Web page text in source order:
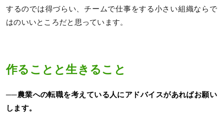
するのでは得づらい、チームで仕事をする小さい組織ならで
はのいいところだと思っています。
作ることと生きること
──農業への転職を考えている人にアドバイスがあればお願い
します。